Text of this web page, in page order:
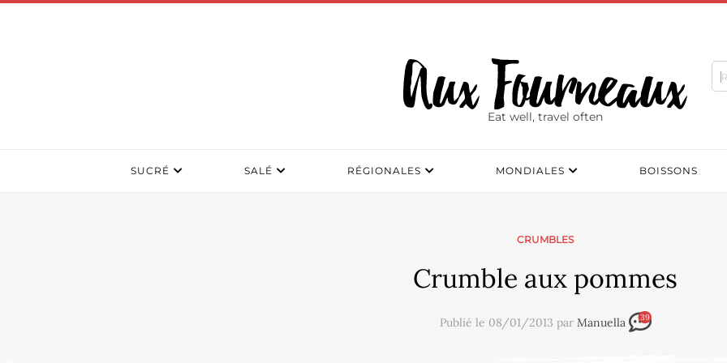
Eat well, travel often
SUCRÉ SALÉ RÉGIONALES MONDIALES BOISSONS
CRUMBLES
Crumble aux pommes
Publié le 08/01/2013 par Manuella 39